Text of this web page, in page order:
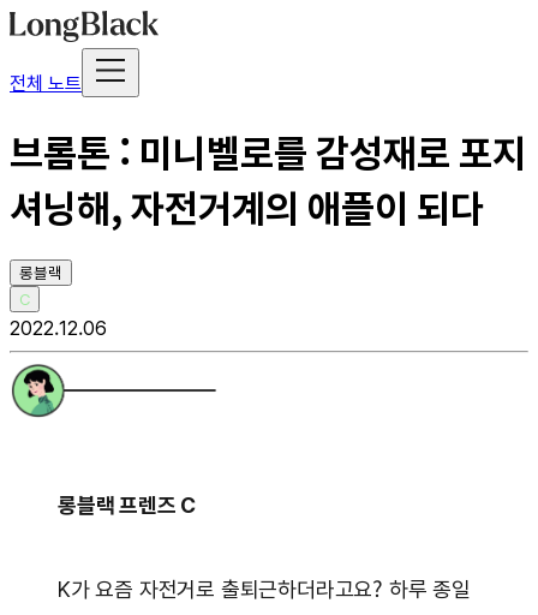
전체 노트
브롬톤 : 미니벨로를 감성재로 포지
셔닝해, 자전거계의 애플이 되다
롱블랙
C
2022.12.06
롱블랙 프렌즈 C
K가 요즘 자전거로 출퇴근하더라고요? 하루 종일